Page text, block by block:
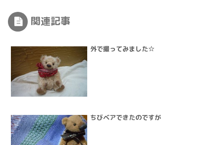
関連記事
外で撮ってみました☆
ちびベアできたのですが